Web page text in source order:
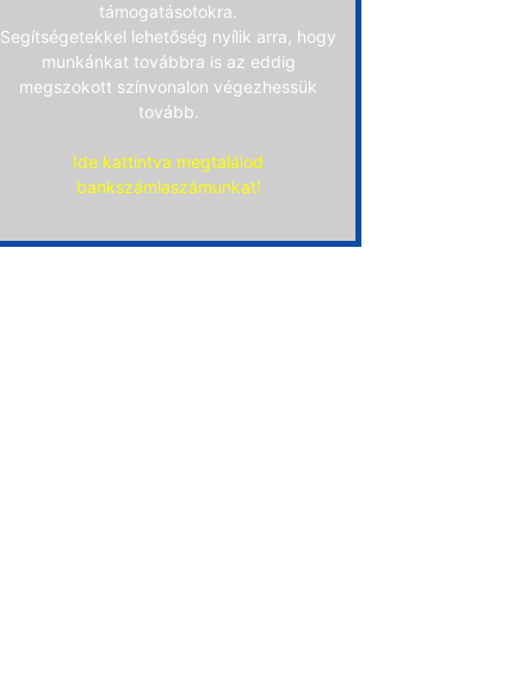
támogatásotokra.
Segítségetekkel lehetőség nyílik arra, hogy
munkánkat továbbra is az eddig
megszokott színvonalon végezhessük
tovább.
Ide kattintva megtalálod
bankszámlaszámunkat!